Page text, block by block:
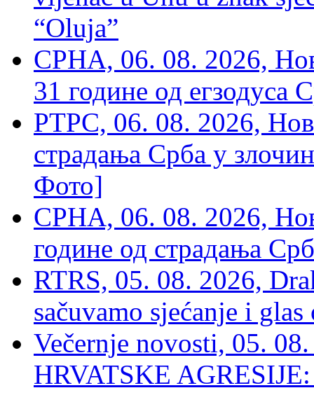
“Oluja”
СРНА, 06. 08. 2026,
31 године од егзодуса
РТРС, 06. 08. 2026,
страдања Срба у
Фото]
СРНА, 06. 08. 2026,
године од страдања
RTRS, 05. 08. 2026,
sačuvamo sjećanje i
Večernje novosti, 05.
HRVATSKE